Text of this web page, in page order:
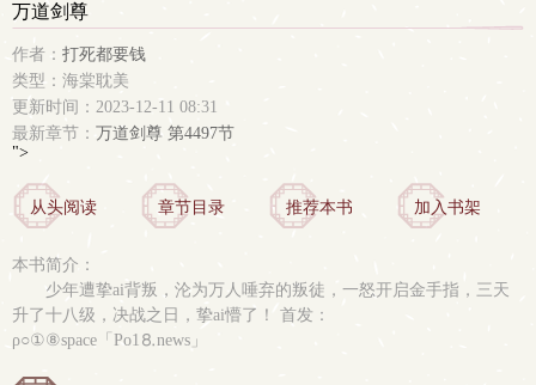
万道剑尊
作者： 打死都要钱
类型：海棠耽美
更新时间：2023-12-11 08:31
最新章节： 万道剑尊 第4497节
">
从头阅读 章节目录 推荐本书 加入书架
本书简介：
少年遭挚ai背叛，沦为万人唾弃的叛徒，一怒开启金手指，三天
升了十八级，决战之日，挚ai懵了！ 首发：
ρ○①⑧space「Рo1⒏news」